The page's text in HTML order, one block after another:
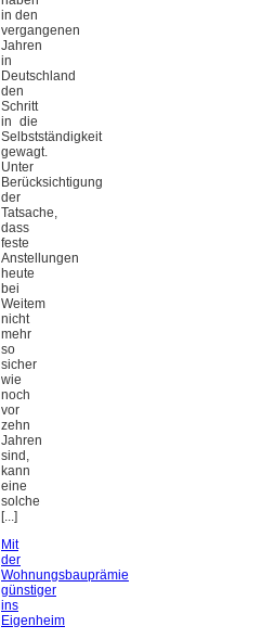
in den
vergangenen
Jahren
in
Deutschland
den
Schritt
in die
Selbstständigkeit
gewagt.
Unter
Berücksichtigung
der
Tatsache,
dass
feste
Anstellungen
heute
bei
Weitem
nicht
mehr
so
sicher
wie
noch
vor
zehn
Jahren
sind,
kann
eine
solche
[...]
Mit
der
Wohnungsbauprämie
günstiger
ins
Eigenheim